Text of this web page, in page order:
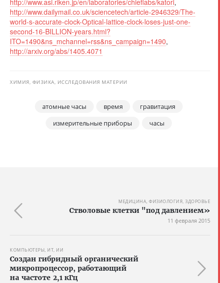
http://www.asi.riken.jp/en/laboratories/chieflabs/katori,
http://www.dailymail.co.uk/sciencetech/article-2946329/The-
world-s-accurate-clock-Optical-lattice-clock-loses-just-one-
second-16-BILLION-years.html?
ITO=1490&ns_mchannel=rss&ns_campaign=1490,
http://arxiv.org/abs/1405.4071
ХИМИЯ, ФИЗИКА, ИССЛЕДОВАНИЯ МАТЕРИИ
атомные часы время
гравитация
измерительные приборы
часы
МЕДИЦИНА, ФИЗИОЛОГИЯ, ЗДОРОВЬЕ
Стволовые клетки "под давлением»
11 февраля 2015
КОМПЬЮТЕРЫ, ИТ, ИИ
Создан гибридный органический
микропроцессор, работающий
на частоте 2,1 кГц